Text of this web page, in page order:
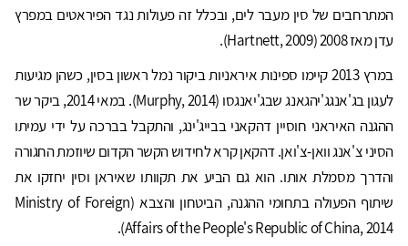
המתרחבים של סין מעבר לים, ובכלל זה פעולות נגד הפיראטים במפרץ
עדן מאז 2008 (Hartnett, 2009).
במרץ 2013 קיימו ספינות איראניות ביקור נמל ראשון בסין, כשהן מגיעות
לעגון בג'אנגג'יהגאנג שבג'יאנגסו (Murphy, 2014). במאי 2014, ביקר שר
ההגנה האיראני חוסיין דהקאני בבייג'ינג, והתקבל בברכה על ידי עמיתו
הסיני צ'אנג וואן-צ'ואן. דהקאן קרא לחידוש הקשר הקדום שיוזמת החגורה
והדרך מסמלת אותו. הוא גם הביע את תקוותו שאיראן וסין יחזקו את
שיתוף הפעולה בתחומי ההגנה, הביטחון והצבא (Ministry of Foreign
Affairs of the People's Republic of China, 2014).